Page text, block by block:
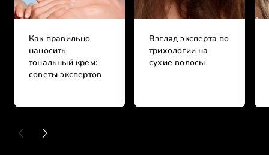
Как правильно
наносить
тональный крем:
советы экспертов
Взгляд эксперта по
трихологии на
сухие волосы
PREVIOUS CARD
NEXT CARD